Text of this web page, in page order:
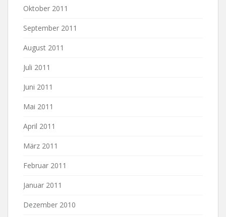
Oktober 2011
September 2011
August 2011
Juli 2011
Juni 2011
Mai 2011
April 2011
März 2011
Februar 2011
Januar 2011
Dezember 2010